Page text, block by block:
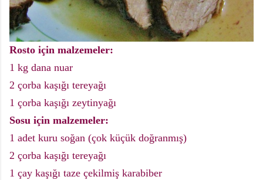
Rosto için malzemeler:
1 kg dana nuar
2 çorba kaşığı tereyağı
1 çorba kaşığı zeytinyağı
Sosu için malzemeler:
1 adet kuru soğan (çok küçük doğranmış)
2 çorba kaşığı tereyağı
1 çay kaşığı taze çekilmiş karabiber